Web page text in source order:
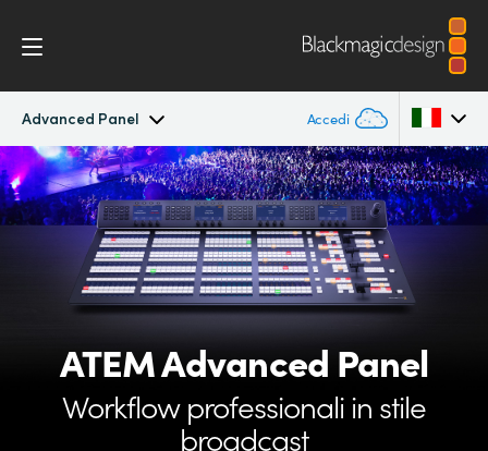
Advanced Panel Accedi
ATEM Constellation
Caratteristiche
Controllo software
Advanced Panel
Argentina
Australia
Austria
Canada
China
ATEMAdvanced Panel
Workflow professionaliin stile
broadcast